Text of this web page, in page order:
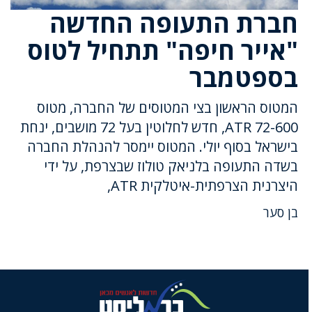
חברת התעופה החדשה
"אייר חיפה" תתחיל לטוס
בספטמבר
המטוס הראשון בצי המטוסים של החברה, מטוס
ATR 72-600, חדש לחלוטין בעל 72 מושבים, ינחת
בישראל בסוף יולי. המטוס יימסר להנהלת החברה
בשדה התעופה בלניאק טולוז שבצרפת, על ידי
היצרנית הצרפתית-איטלקית ATR,
בן סער